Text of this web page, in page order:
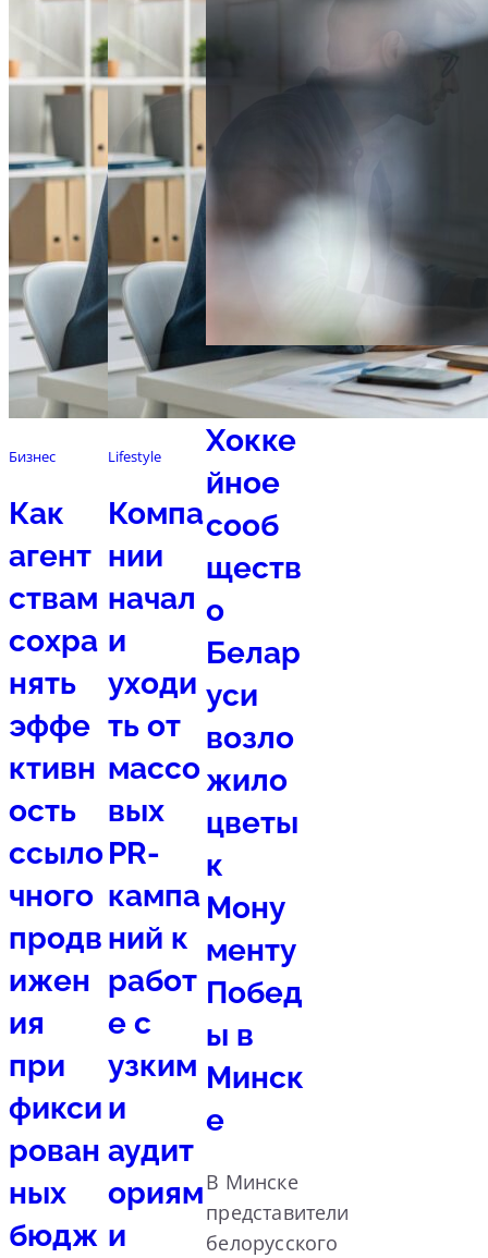
Бизнес
Как
агент
ствам
сохра
нять
эффе
ктивн
ость
ссыло
чного
продв
ижен
ия
при
фикси
рован
ных
бюдж
Lifestyle
Компа
нии
начал
и
уходи
ть от
массо
вых
PR-
кампа
ний к
работ
е с
узким
и
аудит
ориям
и
Спорт
Хокке
йное
сооб
ществ
о
Белар
уси
возло
жило
цветы
к
Мону
менту
Побед
ы в
Минск
е
В Минске
представители
белорусского